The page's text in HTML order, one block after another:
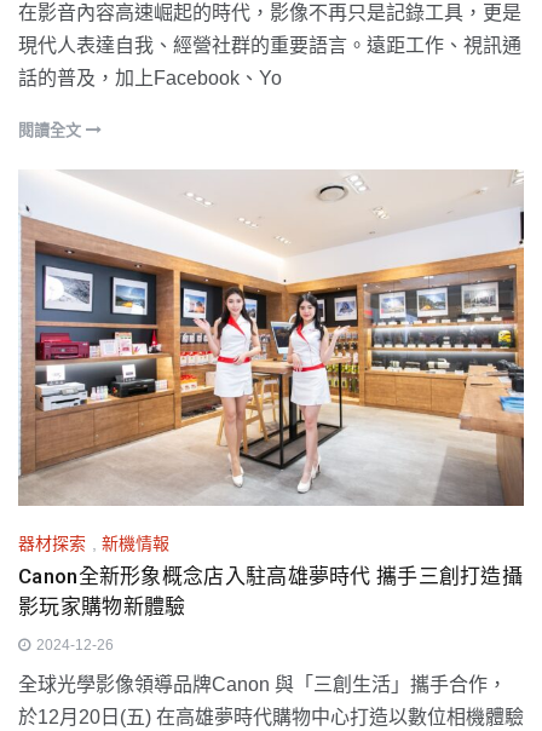
在影音內容高速崛起的時代，影像不再只是記錄工具，更是
現代人表達自我、經營社群的重要語言。遠距工作、視訊通
話的普及，加上Facebook、Yo
閱讀全文
器材探索 新機情報
Canon全新形象概念店入駐高雄夢時代 攜手三創打造攝
影玩家購物新體驗
2024-12-26
全球光學影像領導品牌Canon 與「三創生活」攜手合作，
於12月20日(五) 在高雄夢時代購物中心打造以數位相機體驗